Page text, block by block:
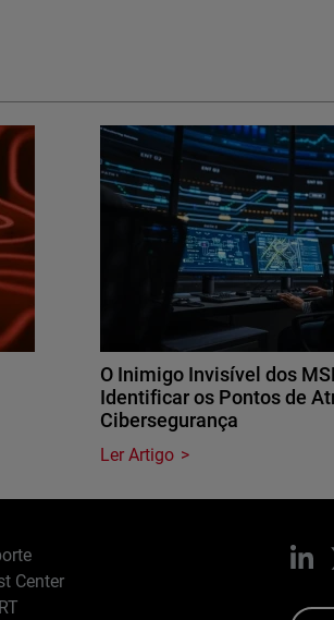
O Inimigo Invisível dos
Identificar os Pontos de
Cibersegurança
Ler Artigo
Center